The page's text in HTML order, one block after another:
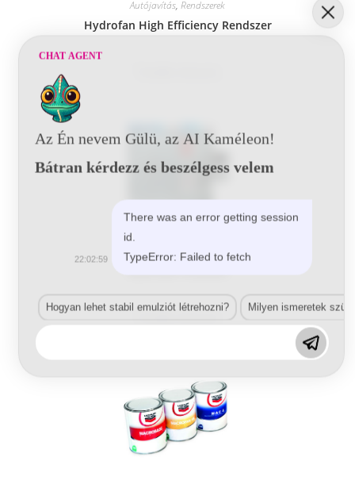
Autójavítás, Rendszerek
Hydrofan High Efficiency Rendszer
Autójavítás Rendszerek
CHAT AGENT
Az Én nevem Gülü, az AI Kaméleon!
Bátran kérdezz és beszélgess velem
There was an error getting session
id.
TypeError: Failed to fetch
22:02:59
Hogyan lehet stabil emulziót létrehozni? Milyen ismeretek